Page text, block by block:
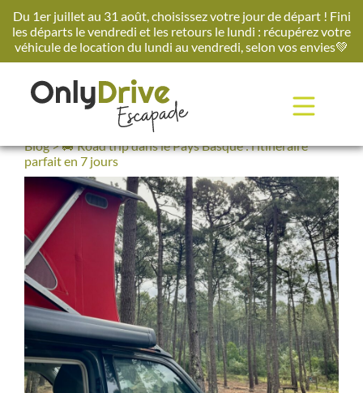
contenu
Du 1er juillet au 31 août, choisissez votre jour de départ ! Fini
les départs le vendredi et les retours le lundi : récupérez votre
véhicule de location du lundi au vendredi, selon vos envies💚​
Blog >🚐 Road trip dans le Pays Basque : l’itinéraire
parfait en 7 jours